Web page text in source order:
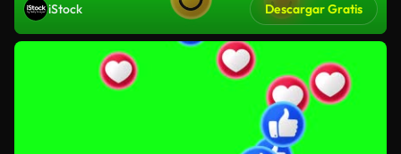
iStock Descargar Gratis